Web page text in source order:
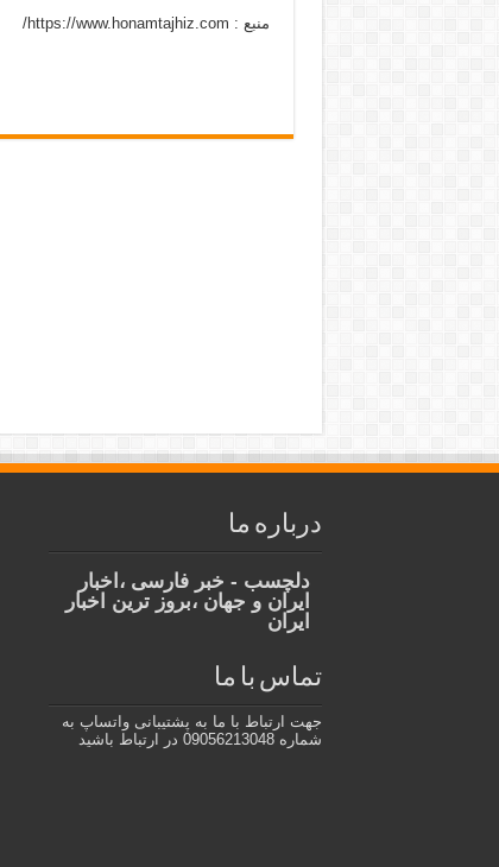
منبع : https://www.honamtajhiz.com/
درباره ما
دلچسب - خبر فارسی ،اخبار
ایران و جهان ،بروز ترین اخبار
ایران
تماس با ما
جهت ارتباط با ما به پشتیبانی واتساپ به
شماره 09056213048 در ارتباط باشید